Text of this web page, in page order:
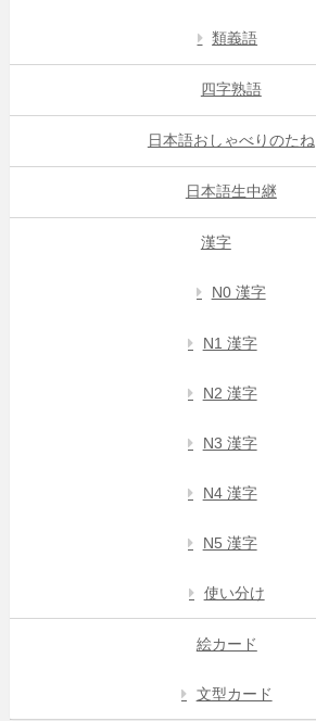
類義語
四字熟語
日本語おしゃべりのたね
日本語生中継
漢字
N0 漢字
N1 漢字
N2 漢字
N3 漢字
N4 漢字
N5 漢字
使い分け
絵カード
文型カード